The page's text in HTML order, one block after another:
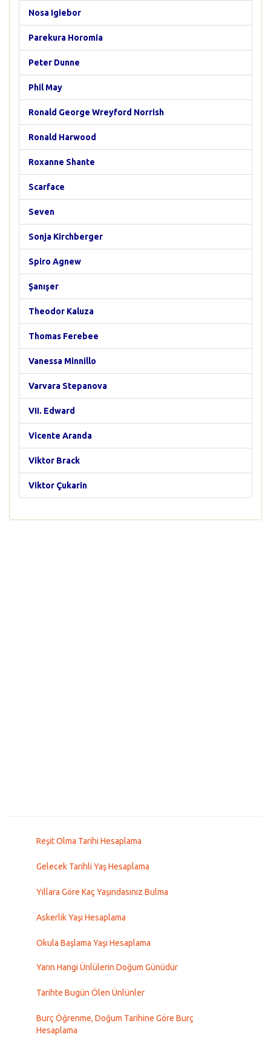
Nosa Igiebor
Parekura Horomia
Peter Dunne
Phil May
Ronald George Wreyford Norrish
Ronald Harwood
Roxanne Shante
Scarface
Seven
Sonja Kirchberger
Spiro Agnew
Şanışer
Theodor Kaluza
Thomas Ferebee
Vanessa Minnillo
Varvara Stepanova
VII. Edward
Vicente Aranda
Viktor Brack
Viktor Çukarin
Reşit Olma Tarihi Hesaplama
Gelecek Tarihli Yaş Hesaplama
Yıllara Göre Kaç Yaşındasınız Bulma
Askerlik Yaşı Hesaplama
Okula Başlama Yaşı Hesaplama
Yarın Hangi Ünlülerin Doğum Günüdür
Tarihte Bugün Ölen Ünlünler
Burç Öğrenme, Doğum Tarihine Göre Burç
Hesaplama